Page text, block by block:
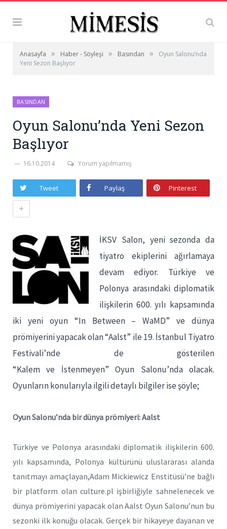
Anasayfa » Haber - Söyleşi » Basından »
Oyun Salonu’nda
Yeni Sezon Başlıyor
BASINDAN
Oyun Salonu’nda Yeni Sezon
Başlıyor
16.10.2014 Yorum yapılmamış
Tweet Paylaş Pinterest
+
İKSV Salon, yeni sezonda da
tiyatro ekiplerini ağırlamaya
devam ediyor. Türkiye ve
Polonya arasındaki diplomatik
ilişkilerin 600. yılı kapsamında
iki yeni oyun “In Between – WaMD” ve dünya
prömiyerini yapacak olan “Aalst” ile 19. İstanbul Tiyatro
Festivali’nde de gösterilen
“Kalem ve İstenmeyen” Oyun Salonu’nda olacak.
Oyunların konularıyla ilgili detaylı bilgiler ise şöyle;
Oyun Salonu’nda bir dünya prömiyeri: Aalst
Türkiye ve Polonya arasındaki diplomatik ilişkilerin 600.
yılı kapsamında, Polonya kültürünü uluslararası alanda
tanıtmayı amaçlayan,Adam Mickiewicz Enstitüsü’ne bağlı
bir platform olan culture.pl işbirliğiyle sahnelenecek ve
dünya prömiyerini yapacak olan Aalst Oyun Salonu’nun bu
sezonki ilk konuğu olacak. Gerçek bir hikayeye dayanan ve